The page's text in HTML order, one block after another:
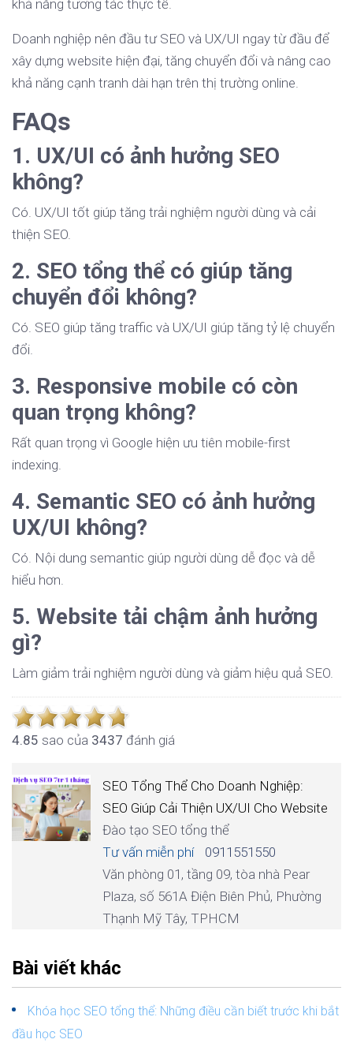
khả năng tương tác thực tế.
Doanh nghiệp nên đầu tư SEO và UX/UI ngay từ đầu để
xây dựng website hiện đại, tăng chuyển đổi và nâng cao
khả năng cạnh tranh dài hạn trên thị trường online.
FAQs
1. UX/UI có ảnh hưởng SEO
không?
Có. UX/UI tốt giúp tăng trải nghiệm người dùng và cải
thiện SEO.
2. SEO tổng thể có giúp tăng
chuyển đổi không?
Có. SEO giúp tăng traffic và UX/UI giúp tăng tỷ lệ chuyển
đổi.
3. Responsive mobile có còn
quan trọng không?
Rất quan trọng vì Google hiện ưu tiên mobile-first
indexing.
4. Semantic SEO có ảnh hưởng
UX/UI không?
Có. Nội dung semantic giúp người dùng dễ đọc và dễ
hiểu hơn.
5. Website tải chậm ảnh hưởng
gì?
Làm giảm trải nghiệm người dùng và giảm hiệu quả SEO.
4.85 sao của 3437 đánh giá
SEO Tổng Thể Cho Doanh Nghiệp:
SEO Giúp Cải Thiện UX/UI Cho Website
Đào tạo SEO tổng thể
Tư vấn miễn phí
0911551550
Văn phòng 01, tầng 09, tòa nhà Pear
Plaza, số 561A Điện Biên Phủ, Phường
Thạnh Mỹ Tây, TPHCM
Bài viết khác
Khóa học SEO tổng thể: Những điều cần biết trước khi bắt
đầu học SEO